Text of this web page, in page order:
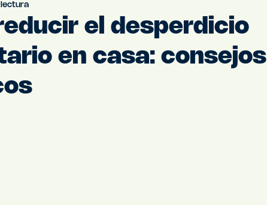
el desperdicio
en casa: consejos
lectura